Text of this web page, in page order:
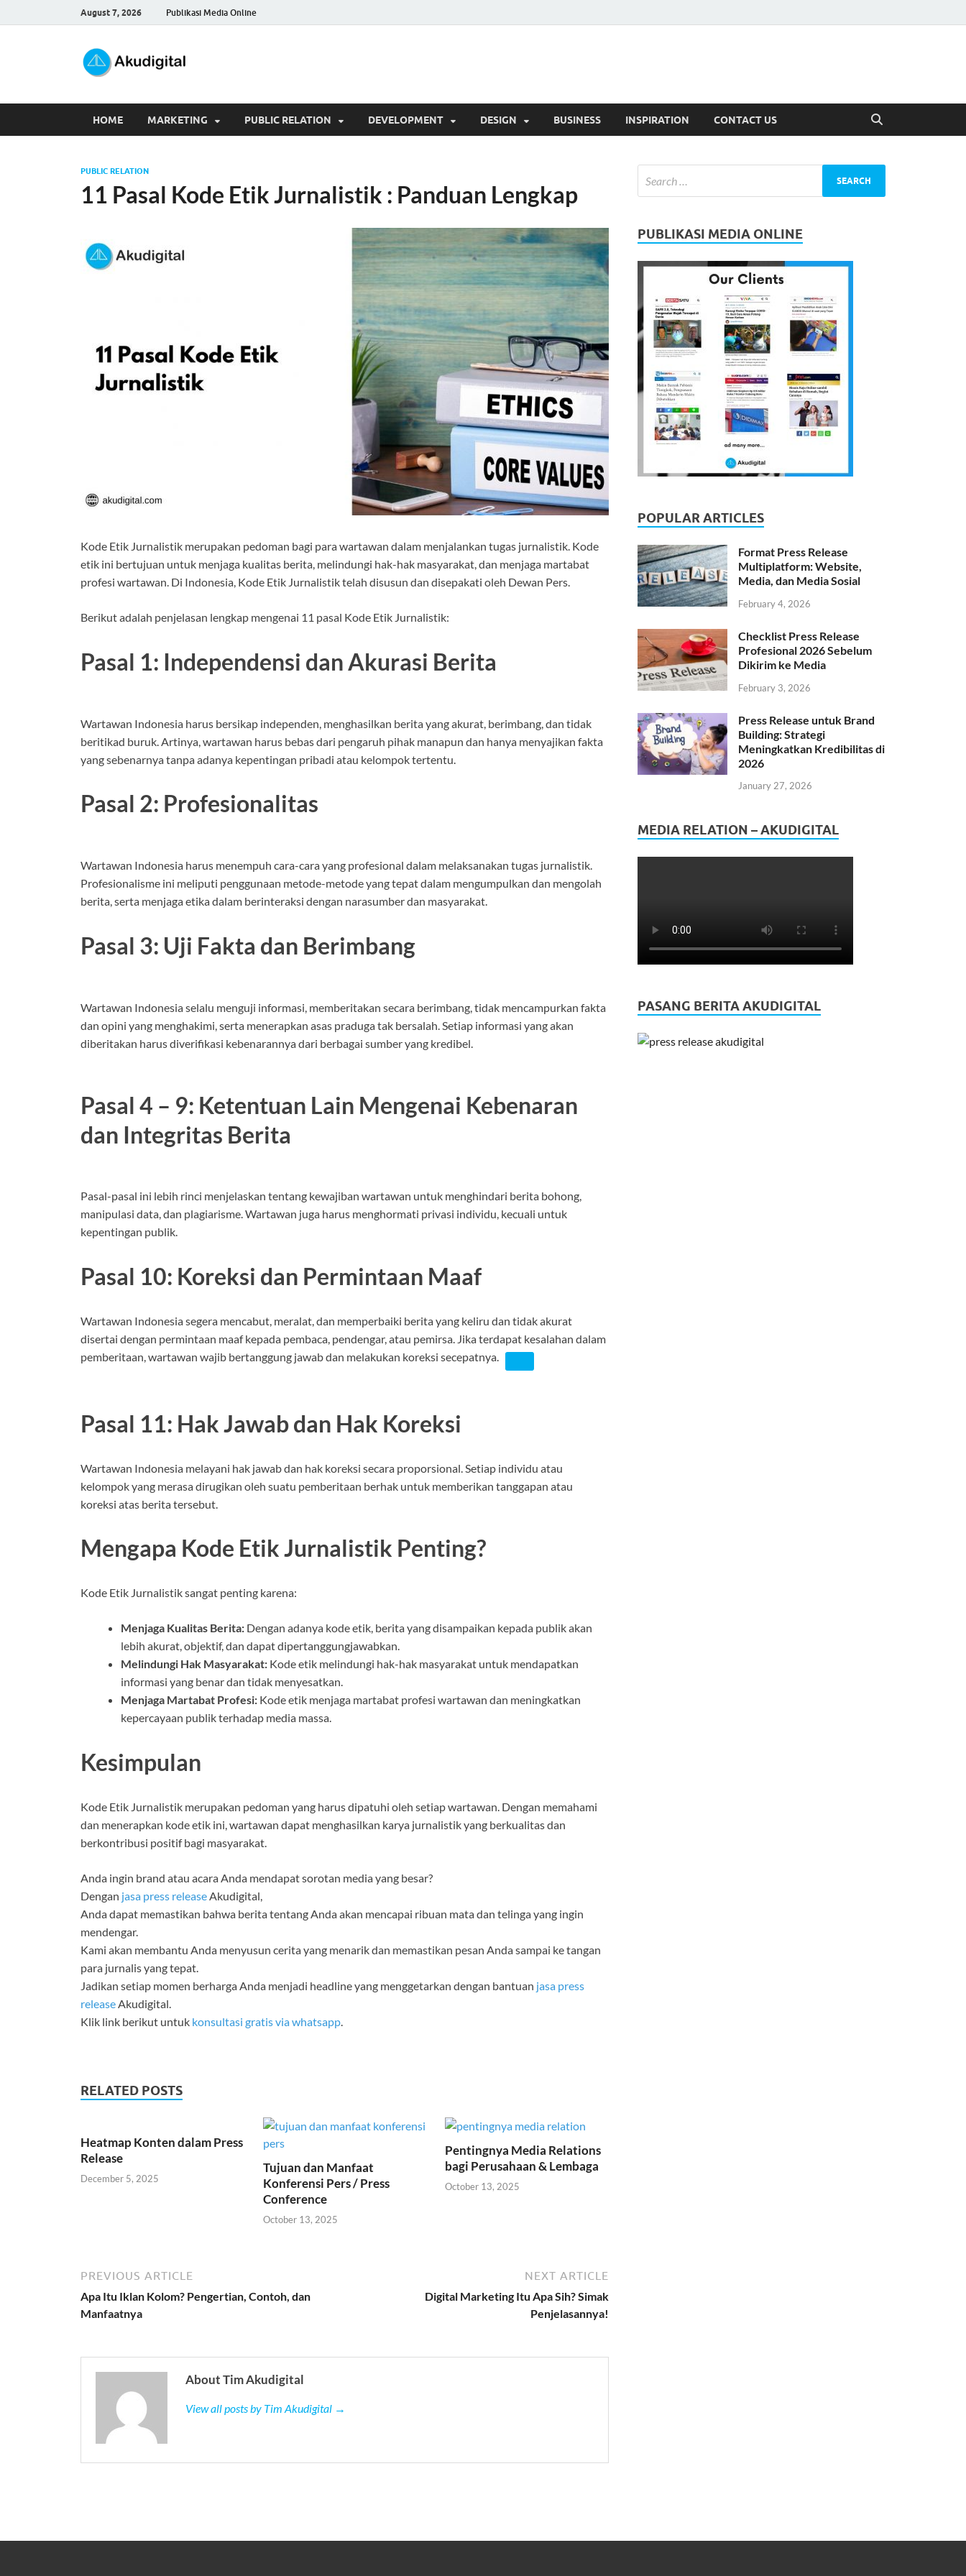
August 7, 2026 Publikasi Media Online
HOME MARKETING PUBLIC RELATION DEVELOPMENT DESIGN BUSINESS INSPIRATION CONTACT US
PUBLIC RELATION
11 Pasal Kode Etik Jurnalistik : Panduan Lengkap
Kode Etik Jurnalistik merupakan pedoman bagi para wartawan dalam menjalankan tugas jurnalistik. Kode
etik ini bertujuan untuk menjaga kualitas berita, melindungi hak-hak masyarakat, dan menjaga martabat
profesi wartawan. Di Indonesia, Kode Etik Jurnalistik telah disusun dan disepakati oleh Dewan Pers.
Berikut adalah penjelasan lengkap mengenai 11 pasal Kode Etik Jurnalistik:
Pasal 1: Independensi dan Akurasi Berita
Wartawan Indonesia harus bersikap independen, menghasilkan berita yang akurat, berimbang, dan tidak
beritikad buruk. Artinya, wartawan harus bebas dari pengaruh pihak manapun dan hanya menyajikan fakta
yang sebenarnya tanpa adanya kepentingan pribadi atau kelompok tertentu.
Pasal 2: Profesionalitas
Wartawan Indonesia harus menempuh cara-cara yang profesional dalam melaksanakan tugas jurnalistik.
Profesionalisme ini meliputi penggunaan metode-metode yang tepat dalam mengumpulkan dan mengolah
berita, serta menjaga etika dalam berinteraksi dengan narasumber dan masyarakat.
Pasal 3: Uji Fakta dan Berimbang
Wartawan Indonesia selalu menguji informasi, memberitakan secara berimbang, tidak mencampurkan fakta
dan opini yang menghakimi, serta menerapkan asas praduga tak bersalah. Setiap informasi yang akan
diberitakan harus diverifikasi kebenarannya dari berbagai sumber yang kredibel.
Pasal 4 – 9: Ketentuan Lain Mengenai Kebenaran
dan Integritas Berita
Pasal-pasal ini lebih rinci menjelaskan tentang kewajiban wartawan untuk menghindari berita bohong,
manipulasi data, dan plagiarisme. Wartawan juga harus menghormati privasi individu, kecuali untuk
kepentingan publik.
Pasal 10: Koreksi dan Permintaan Maaf
Wartawan Indonesia segera mencabut, meralat, dan memperbaiki berita yang keliru dan tidak akurat
disertai dengan permintaan maaf kepada pembaca, pendengar, atau pemirsa. Jika terdapat kesalahan dalam
pemberitaan, wartawan wajib bertanggung jawab dan melakukan koreksi secepatnya.
Pasal 11: Hak Jawab dan Hak Koreksi
Wartawan Indonesia melayani hak jawab dan hak koreksi secara proporsional. Setiap individu atau
kelompok yang merasa dirugikan oleh suatu pemberitaan berhak untuk memberikan tanggapan atau
koreksi atas berita tersebut.
Mengapa Kode Etik Jurnalistik Penting?
Kode Etik Jurnalistik sangat penting karena:
Menjaga Kualitas Berita: Dengan adanya kode etik, berita yang disampaikan kepada publik akan
lebih akurat, objektif, dan dapat dipertanggungjawabkan.
Melindungi Hak Masyarakat: Kode etik melindungi hak-hak masyarakat untuk mendapatkan
informasi yang benar dan tidak menyesatkan.
Menjaga Martabat Profesi: Kode etik menjaga martabat profesi wartawan dan meningkatkan
kepercayaan publik terhadap media massa.
Kesimpulan
Kode Etik Jurnalistik merupakan pedoman yang harus dipatuhi oleh setiap wartawan. Dengan memahami
dan menerapkan kode etik ini, wartawan dapat menghasilkan karya jurnalistik yang berkualitas dan
berkontribusi positif bagi masyarakat.
Anda ingin brand atau acara Anda mendapat sorotan media yang besar?
Dengan jasa press release Akudigital,
Anda dapat memastikan bahwa berita tentang Anda akan mencapai ribuan mata dan telinga yang ingin
mendengar.
Kami akan membantu Anda menyusun cerita yang menarik dan memastikan pesan Anda sampai ke tangan
para jurnalis yang tepat.
Jadikan setiap momen berharga Anda menjadi headline yang menggetarkan dengan bantuan jasa press
release Akudigital.
Klik link berikut untuk konsultasi gratis via whatsapp
RELATED POSTS
Heatmap Konten dalam Press
Release
December 5, 2025
Tujuan dan Manfaat
Konferensi Pers / Press
Conference
October 13, 2025
Pentingnya Media Relations
bagi Perusahaan & Lembaga
October 13, 2025
PREVIOUS ARTICLE
Apa Itu Iklan Kolom? Pengertian, Contoh, dan
Manfaatnya
NEXT ARTICLE
Digital Marketing Itu Apa Sih? Simak
Penjelasannya!
About Tim Akudigital
View all posts by Tim Akudigital →
PUBLIKASI MEDIA ONLINE
POPULAR ARTICLES
Format Press Release
Multiplatform: Website,
Media, dan Media Sosial
February 4, 2026
Checklist Press Release
Profesional 2026 Sebelum
Dikirim ke Media
February 3, 2026
Press Release untuk Brand
Building: Strategi
Meningkatkan Kredibilitas di
2026
January 27, 2026
MEDIA RELATION – AKUDIGITAL
PASANG BERITA AKUDIGITAL